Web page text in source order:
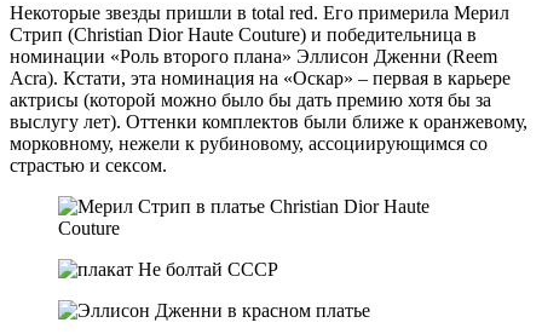
Некоторые звезды пришли в total red. Его примерила Мерил
Стрип (Christian Dior Haute Couture) и победительница в
номинации «Роль второго плана» Эллисон Дженни (Reem
Acrа). Кстати, эта номинация на «Оскар» – первая в карьере
актрисы (которой можно было бы дать премию хотя бы за
выслугу лет). Оттенки комплектов были ближе к оранжевому,
морковному, нежели к рубиновому, ассоциирующимся со
страстью и сексом.